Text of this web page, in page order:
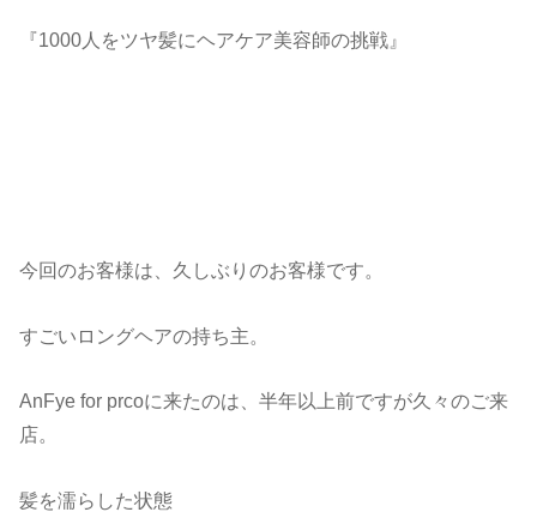
『1000人をツヤ髪にヘアケア美容師の挑戦』
今回のお客様は、久しぶりのお客様です。
すごいロングヘアの持ち主。
AnFye for prcoに来たのは、半年以上前ですが久々のご来
店。
髪を濡らした状態